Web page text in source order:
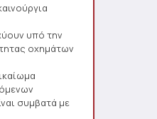
υπό την
οχημάτων
συμβατά με